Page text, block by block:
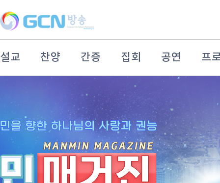
설교 찬양 간증 집회 공연 프